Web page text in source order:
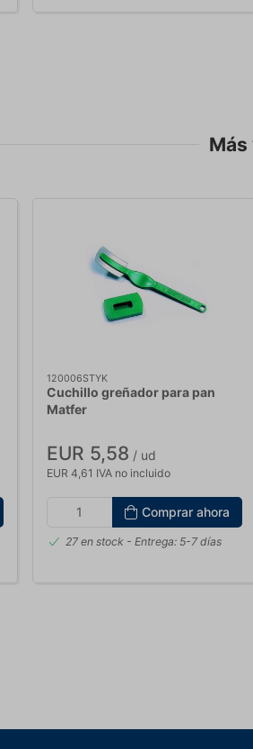
120006STYK
Cuchillo greñador para pan
Matfer
EUR 5,58 / ud
EUR 4,61 IVA no incluido
Comprar ahora
27 en stock - Entrega: 5-7 días